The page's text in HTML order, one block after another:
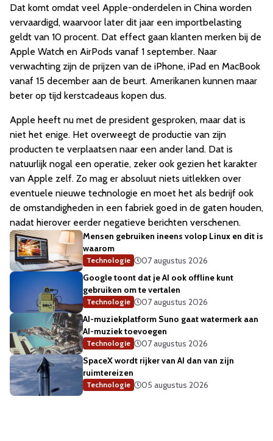
Dat komt omdat veel Apple-onderdelen in China worden
vervaardigd, waarvoor later dit jaar een importbelasting
geldt van 10 procent. Dat effect gaan klanten merken bij de
Apple Watch en AirPods vanaf 1 september. Naar
verwachting zijn de prijzen van de iPhone, iPad en MacBook
vanaf 15 december aan de beurt. Amerikanen kunnen maar
beter op tijd kerstcadeaus kopen dus.
Apple heeft nu met de president gesproken, maar dat is
niet het enige. Het overweegt de productie van zijn
producten te verplaatsen naar een ander land. Dat is
natuurlijk nogal een operatie, zeker ook gezien het karakter
van Apple zelf. Zo mag er absoluut niets uitlekken over
eventuele nieuwe technologie en moet het als bedrijf ook
de omstandigheden in een fabriek goed in de gaten houden,
nadat hierover eerder negatieve berichten verschenen.
Mensen gebruiken ineens volop Linux en dit is
waarom
Technologie
07 augustus 2026
Google toont dat je AI ook offline kunt
gebruiken om te vertalen
Technologie
07 augustus 2026
AI-muziekplatform Suno gaat watermerk aan
AI-muziek toevoegen
Technologie
07 augustus 2026
SpaceX wordt rijker van AI dan van zijn
ruimtereizen
Technologie 05 augustus 2026